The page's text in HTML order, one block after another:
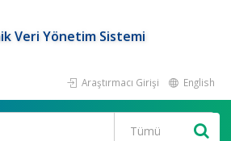
Veri Yönetim Sistemi
Araştırmacı Girişi English